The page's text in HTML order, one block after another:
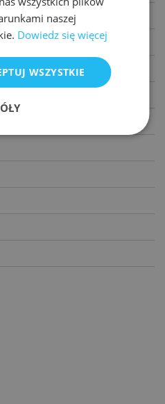
naszej
Dowiedz się więcej
WSZYSTKIE